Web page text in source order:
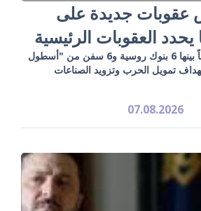
عقوبات جديدة على
يحدد العقوبات الرئيسية
العقوبات تشمل 19 كياناً بينها 6 بنوك روسية و6 سفن من "أسطول
تمويل الحرب وتزويد الصناعات
07.08.2026